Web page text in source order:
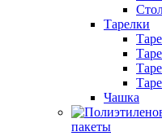
Тарелки
Чашка
пакеты